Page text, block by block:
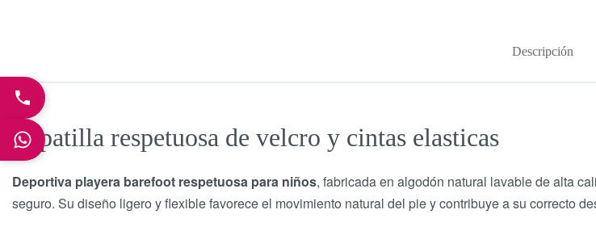
Descripción
Zapatilla respetuosa de velcro y cintas elasticas
Deportiva playera barefoot respetuosa para niños, fabricada en algodón natural lavable de alta
seguro. Su diseño ligero y flexible favorece el movimiento natural del pie y contribuye a su correcto